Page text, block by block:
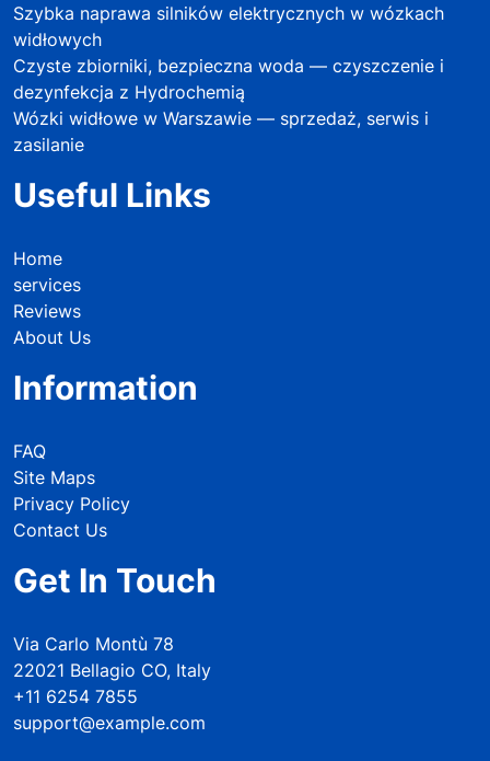
Szybka naprawa silników elektrycznych w wózkach
widłowych
Czyste zbiorniki, bezpieczna woda — czyszczenie i
dezynfekcja z Hydrochemią
Wózki widłowe w Warszawie — sprzedaż, serwis i
zasilanie
Useful Links
Home
services
Reviews
About Us
Information
FAQ
Site Maps
Privacy Policy
Contact Us
Get In Touch
Via Carlo Montù 78
22021 Bellagio CO, Italy
+11 6254 7855
support@example.com